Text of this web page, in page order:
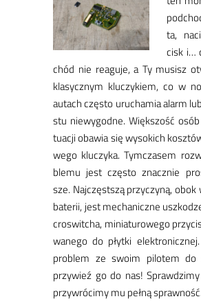
ta,
cisk i…
chód nie re­agu­je, a Ty mu­sisz
kla­sycz­nym klu­czy­kiem, co w
au­tach czę­sto uru­cha­mia alarm
stu nie­wy­god­ne. Więk­szość
tu­acji oba­wia się wy­so­kich
we­go klu­czy­ka. Tym­cza­sem
ble­mu jest czę­sto znacz­nie
sze. Naj­częst­szą przy­czy­ną, obok
ba­te­rii, jest me­cha­nicz­ne
cro­swit­cha, mi­nia­tu­ro­we­go
wa­ne­go do płyt­ki
pro­blem ze swo­im pi­lo­tem do
przy­wieź go do nas!
przy­wró­ci­my mu peł­ną spraw­ność.